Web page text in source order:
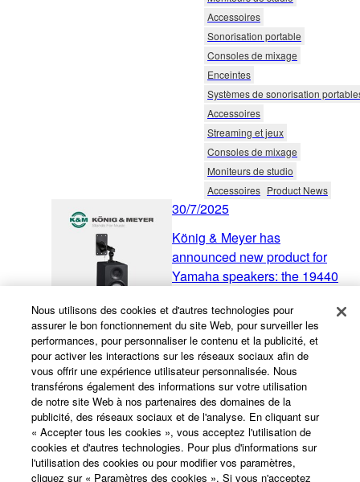
Accessoires
Sonorisation portable
Consoles de mixage
Enceintes
Systèmes de sonorisation
Accessoires
Streaming et jeux
Consoles de mixage
Moniteurs de studio
Accessoires Product News
30/7/2025
König & Meyer has
announced new product for
Yamaha speakers: the 19440
Audio
Consoles de mixage
Enceintes
Systèmes de sonorisation
Accessoires
Musique et production audio
Consoles de mixage
Moniteurs de studio
Accessoires
Sonorisation portable
assurer le bon fonctionnement du site Web, pour surveiller les
performances, pour personnaliser le contenu et la publicité, et
pour activer les interactions sur les réseaux sociaux afin de
vous offrir une expérience utilisateur personnalisée. Nous
transférons également des informations sur votre utilisation
de notre site Web à nos partenaires des domaines de la
publicité, des réseaux sociaux et de l'analyse. En cliquant sur
« Accepter tous les cookies », vous acceptez l'utilisation de
cookies et d'autres technologies. Pour plus d'informations sur
l'utilisation des cookies ou pour modifier vos paramètres,
cliquez sur « Paramètres des cookies ». Si vous n'acceptez